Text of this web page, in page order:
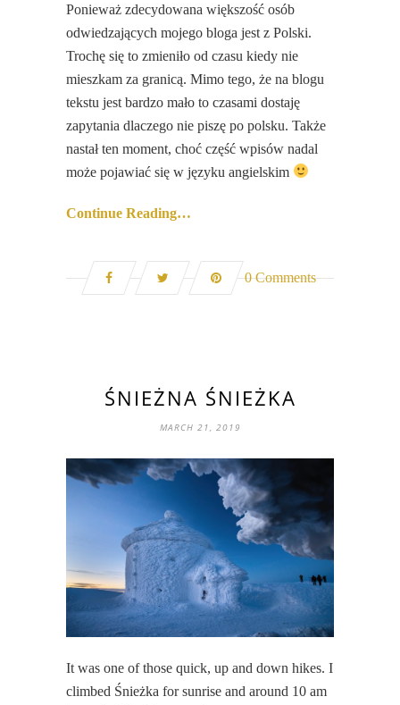
Ponieważ zdecydowana większość osób
odwiedzających mojego bloga jest z Polski.
Trochę się to zmieniło od czasu kiedy nie
mieszkam za granicą. Mimo tego, że na blogu
tekstu jest bardzo mało to czasami dostaję
zapytania dlaczego nie piszę po polsku. Także
nastał ten moment, choć część wpisów nadal
może pojawiać się w języku angielskim
Continue Reading…
0 Comments
ŚNIEŻNA ŚNIEŻKA
MARCH 21, 2019
It was one of those quick, up and down hikes. I
climbed Śnieżka for sunrise and around 10 am